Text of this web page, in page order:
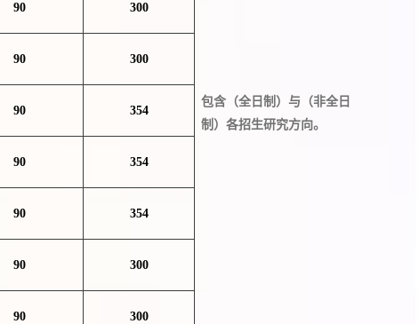
包含（全日制）与（非全日
制）各招生研究方向。
90 300
90 300
90 354
90 354
90 354
90 300
90 300